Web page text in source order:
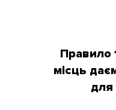
Правило
місць
для